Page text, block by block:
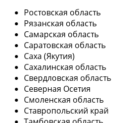
Ростовская область
Рязанская область
Самарская область
Саратовская область
Саха (Якутия)
Сахалинская область
Свердловская область
Северная Осетия
Смоленская область
Ставропольский край